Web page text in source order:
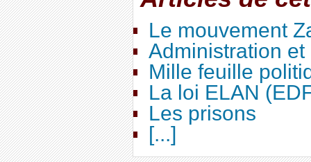
Le mouvement
Administration
Mille feuille
La loi ELAN
Les prisons
[...]